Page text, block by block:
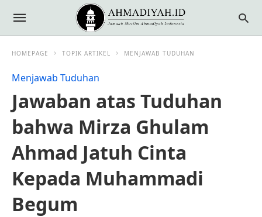
HOMEPAGE TOPIK ARTIKEL MENJAWAB TUDUHAN
Menjawab Tuduhan
Jawaban atas Tuduhan
bahwa Mirza Ghulam
Ahmad Jatuh Cinta
Kepada Muhammadi
Begum